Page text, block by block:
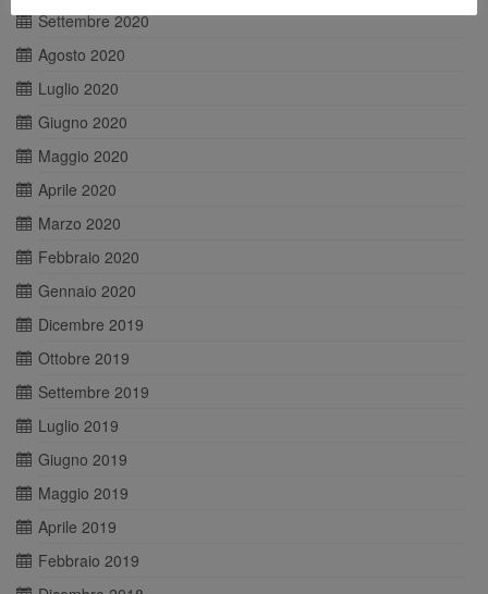
Settembre 2020
Agosto 2020
Luglio 2020
Giugno 2020
Maggio 2020
Aprile 2020
Marzo 2020
Febbraio 2020
Gennaio 2020
Dicembre 2019
Ottobre 2019
Settembre 2019
Luglio 2019
Giugno 2019
Maggio 2019
Aprile 2019
Febbraio 2019